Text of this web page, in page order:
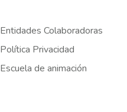
Entidades Colaboradoras
Política Privacidad
Escuela de animación